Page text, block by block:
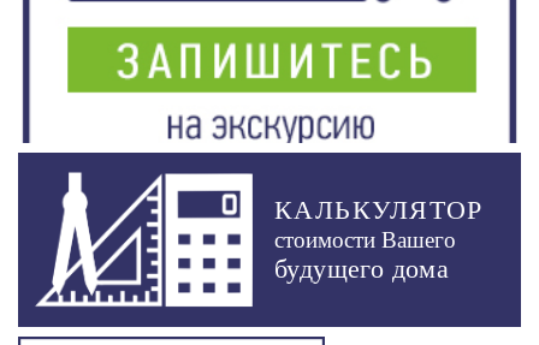
КАЛЬКУЛЯТОР
стоимости Вашего
будущего дома